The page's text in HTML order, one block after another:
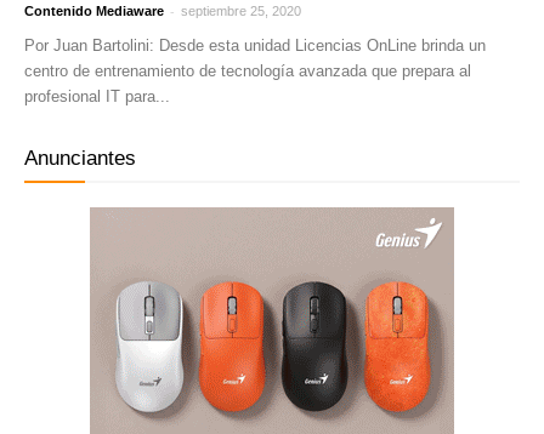
Contenido Mediaware - septiembre 25, 2020
Por Juan Bartolini: Desde esta unidad Licencias OnLine brinda un
centro de entrenamiento de tecnología avanzada que prepara al
profesional IT para...
Anunciantes